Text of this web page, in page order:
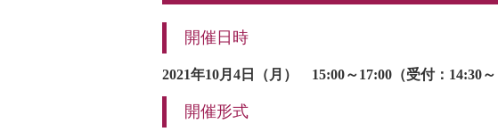
開催日時
2021年10月4日（月） 15:00～17:00（受付：14:30～
開催形式